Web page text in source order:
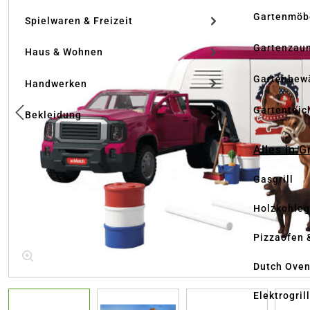
Spielwaren & Freizeit
Haus & Wohnen
Handwerken
Bekleidung
Alles in
Gasgrill
Pizzaofen
Dutch Oven
Elektrogrill